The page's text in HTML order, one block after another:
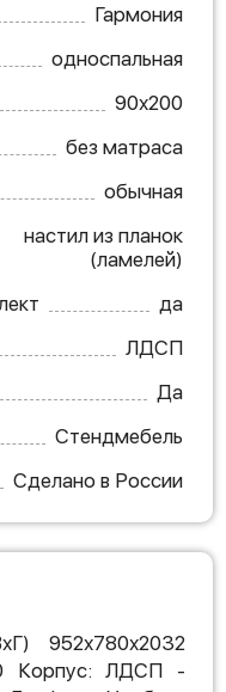
Гармония
односпальная
90х200
без матраса
обычная
настил из планок
(ламелей)
да
ЛДСП
Да
Стендмебель
Сделано в России
952х780х2032
Корпус: ЛДСП -